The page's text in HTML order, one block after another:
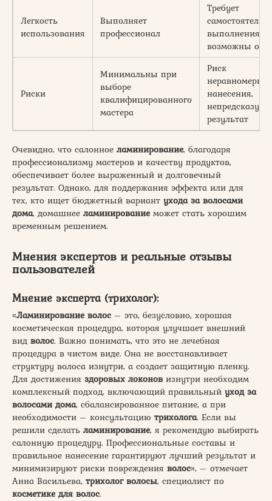
Легкость
использования
Выполняет
профессионал
Требует
выполнения,
возможны
Риски
Минимальны при
выборе
квалифицированного
мастера
Риск
нанесения,
результат
Очевидно, что салонное ламинирование, благодаря
профессионализму мастеров и качеству продуктов,
обеспечивает более выраженный и долговечный
результат. Однако, для поддержания эффекта или для
тех, кто ищет бюджетный вариант ухода за волосами
дома, домашнее ламинирование может стать хорошим
временным решением.
Мнения экспертов и реальные отзывы
пользователей
Мнение эксперта (трихолог):
«Ламинирование волос – это, безусловно, хорошая
косметическая процедура, которая улучшает внешний
вид волос. Важно понимать, что это не лечебная
процедура в чистом виде. Она не восстанавливает
структуру волоса изнутри, а создает защитную пленку.
Для достижения здоровых локонов изнутри необходим
комплексный подход, включающий правильный уход за
волосами дома, сбалансированное питание, а при
необходимости – консультацию трихолога. Если вы
решили сделать ламинирование, я рекомендую выбирать
салонную процедуру. Профессиональные составы и
правильное нанесение гарантируют лучший результат и
минимизируют риски повреждения волос», – отмечает
Анна Васильева, трихолог волосы, специалист по
косметике для волос.